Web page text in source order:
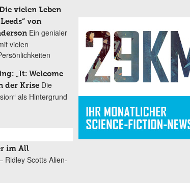
vielen Leben
von
Ein genialer
vielen
„It: Welcome
der Krise Die
als Hintergrund
im All
Ridley Scotts Alien-